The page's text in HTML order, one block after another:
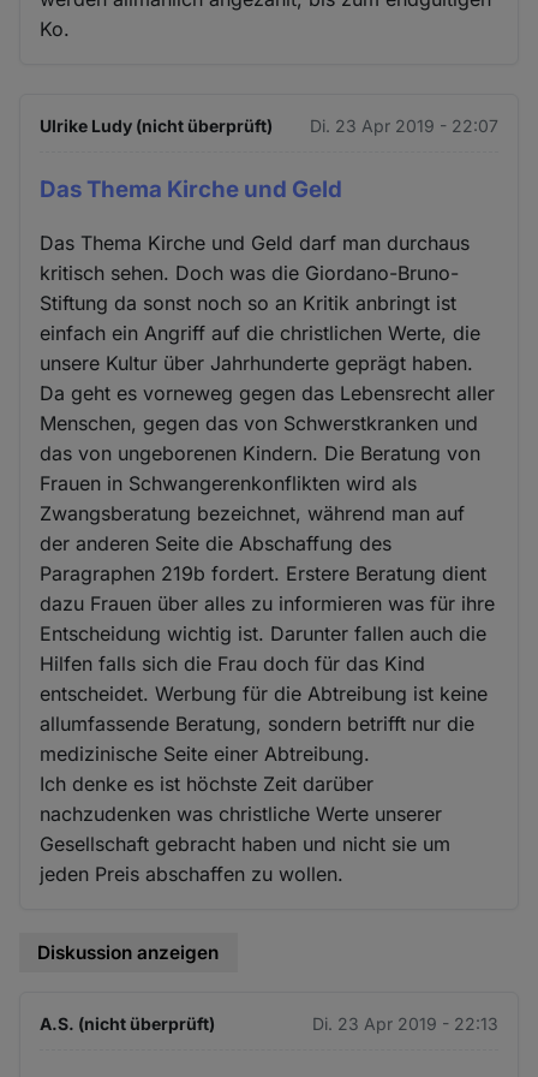
Ko.
Ulrike Ludy (nicht überprüft) Di. 23 Apr 2019 - 22:07
Das Thema Kirche und Geld
Das Thema Kirche und Geld darf man durchaus
kritisch sehen. Doch was die Giordano-Bruno-
Stiftung da sonst noch so an Kritik anbringt ist
einfach ein Angriff auf die christlichen Werte, die
unsere Kultur über Jahrhunderte geprägt haben.
Da geht es vorneweg gegen das Lebensrecht aller
Menschen, gegen das von Schwerstkranken und
das von ungeborenen Kindern. Die Beratung von
Frauen in Schwangerenkonflikten wird als
Zwangsberatung bezeichnet, während man auf
der anderen Seite die Abschaffung des
Paragraphen 219b fordert. Erstere Beratung dient
dazu Frauen über alles zu informieren was für ihre
Entscheidung wichtig ist. Darunter fallen auch die
Hilfen falls sich die Frau doch für das Kind
entscheidet. Werbung für die Abtreibung ist keine
allumfassende Beratung, sondern betrifft nur die
medizinische Seite einer Abtreibung.
Ich denke es ist höchste Zeit darüber
nachzudenken was christliche Werte unserer
Gesellschaft gebracht haben und nicht sie um
jeden Preis abschaffen zu wollen.
Diskussion anzeigen
A.S. (nicht überprüft) Di. 23 Apr 2019 - 22:13